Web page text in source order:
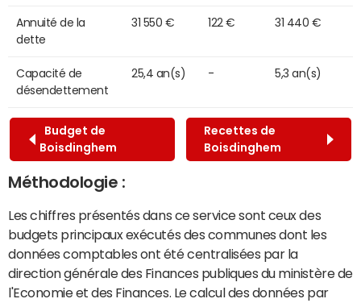
Annuité de la
dette
31 550 € 122 € 31 440 €
Capacité de
désendettement
25,4 an(s) - 5,3 an(s)
Budget de
Boisdinghem
Recettes de
Boisdinghem
Méthodologie :
Les chiffres présentés dans ce service sont ceux des
budgets principaux exécutés des communes dont les
données comptables ont été centralisées par la
direction générale des Finances publiques du ministère de
l'Economie et des Finances. Le calcul des données par